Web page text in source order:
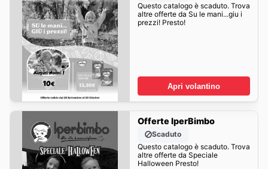
Questo catalogo è scaduto. Trova
altre offerte da Su le mani...giu i
prezzi! Presto!
Apri volantino
Offerte IperBimbo
Scaduto
Questo catalogo è scaduto. Trova
altre offerte da Speciale
Halloween Presto!